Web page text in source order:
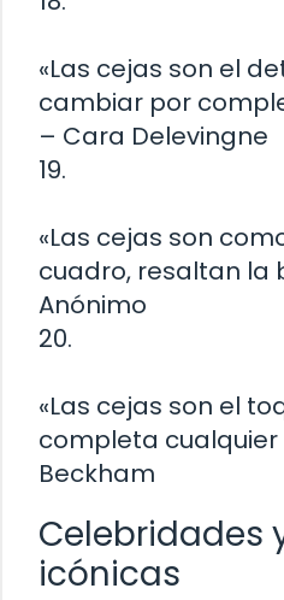
«Las cejas son el
cambiar por
– Cara Delevingne
19.
«Las cejas son
cuadro, resaltan la
Anónimo
20.
«Las cejas son el
completa cualquier
Beckham
Celebridades
icónicas